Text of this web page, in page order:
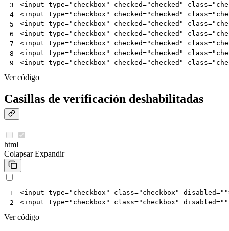
3
4
5
6
7
8
9
<input type="checkbox" checked="checked" class=
<input type="checkbox" checked="checked" class=
<input type="checkbox" checked="checked" class=
<input type="checkbox" checked="checked" class=
<input type="checkbox" checked="checked" class=
<input type="checkbox" checked="checked" class=
<input type="checkbox" checked="checked" class=
Ver código
Casillas de verificación deshabilitadas
html
Colapsar Expandir
1
2
<input type="checkbox" class="checkbox" disabled=""
<input type="checkbox" class="checkbox" disabled=""
Ver código